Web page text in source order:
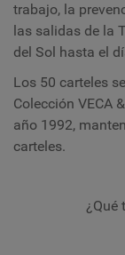
trabajo, la
las salidas de la
del Sol hasta el
Los 50 carteles
Colección VECA
año 1992,
carteles.
¿Qué